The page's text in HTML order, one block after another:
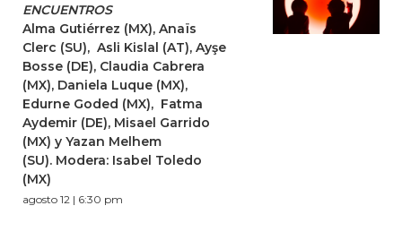
ENCUENTROS
Alma Gutiérrez (MX), Anaïs
Clerc (SU), Asli Kislal (AT), Ayşe
Bosse (DE), Claudia Cabrera
(MX), Daniela Luque (MX),
Edurne Goded (MX), Fatma
Aydemir (DE), Misael Garrido
(MX) y Yazan Melhem
(SU). Modera: Isabel Toledo
(MX)
agosto 12 | 6:30 pm